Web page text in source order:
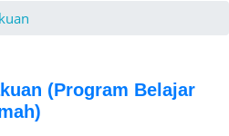
(Program Belajar